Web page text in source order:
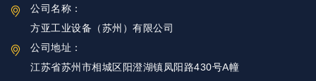
公司名称：
方亚工业设备（苏州）有限公司
公司地址：
江苏省苏州市相城区阳澄湖镇凤阳路430号A幢